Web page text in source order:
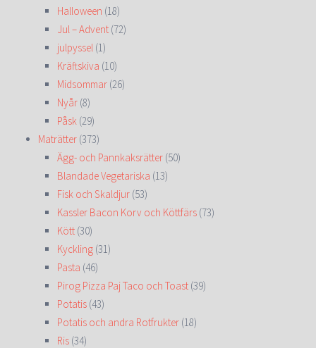
Halloween (18)
Jul – Advent (72)
julpyssel (1)
Kräftskiva (10)
Midsommar (26)
Nyår (8)
Påsk (29)
Maträtter (373)
Ägg- och Pannkaksrätter (50)
Blandade Vegetariska (13)
Fisk och Skaldjur (53)
Kassler Bacon Korv och Köttfärs (73)
Kött (30)
Kyckling (31)
Pasta (46)
Pirog Pizza Paj Taco och Toast (39)
Potatis (43)
Potatis och andra Rotfrukter (18)
Ris (34)